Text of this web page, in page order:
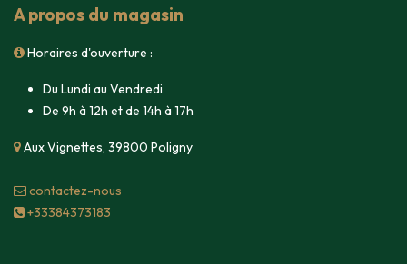
A propos du magasin
Horaires d'ouverture :
Du Lundi au Vendredi
De 9h à 12h et de 14h à 17h
Aux Vignettes, 39800 Poligny
contacte​z-nous
+33384373183